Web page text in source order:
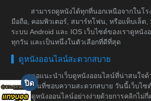
สามารถดูหนังได้ทุกที่นอกเหนือจากในโ
มือถือ, คอมพิวเตอร์, สมาร์ทโฟน, หรือแท็บเล็ต,
ระบบ Android และ IOS เว็บไซต์ของเราดูหนัง
ทุกวัน และเป็นหนึ่งในตัวเลือกที่ดีที่สุด
ดูหนังออนไลน์สะดวกสบาย
ขอแนะนำเว็บดูหนังออนไลน์ที่น่าสนใจ
สำหรับคนที่ชอบความสะดวกสบาย วันนี้เว็บไซต์
บริการดูหนังออนไลน์อย่างง่ายด้วยการคลิกไม่กี่